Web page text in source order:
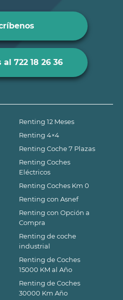
al 722 18 26 36
Renting 12 Meses
Renting 4×4
Renting Coche 7 Plazas
Renting Coches
Eléctricos
Renting Coches Km 0
Renting con Asnef
Renting con Opción a
Compra
Renting de coche
industrial
Renting de Coches
15000 KM al Año
Renting de Coches
30000 Km Año